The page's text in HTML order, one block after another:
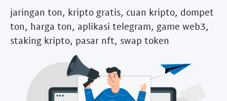
jaringan ton, kripto gratis, cuan kripto, dompet
ton, harga ton, aplikasi telegram, game web3,
staking kripto, pasar nft, swap token